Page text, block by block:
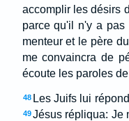
accomplir les désirs
parce qu'il n'y a
menteur et le père
me convaincra de
écoute les paroles
48 Les Juifs lui
49 Jésus répliqua: Je